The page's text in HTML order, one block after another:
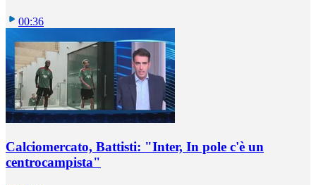
00:36
Calciomercato, Battisti: "Inter, In pole c'è un
centrocampista"